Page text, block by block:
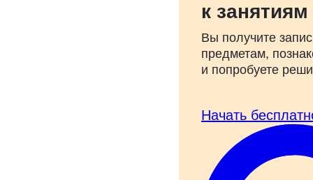
к
Вы получите
предметам,
и попробуете
Начать